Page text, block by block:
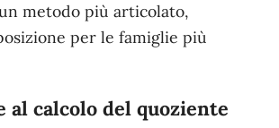
metodo più articolato,
per le famiglie più
al calcolo del quoziente